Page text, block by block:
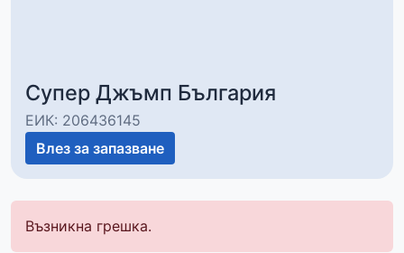
Супер Джъмп България
ЕИК: 206436145
Влез за запазване
Възникна грешка.